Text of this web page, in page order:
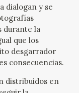
dialogan y se
durante la
que los
desgarrador
consecuencias.
distribuidos en